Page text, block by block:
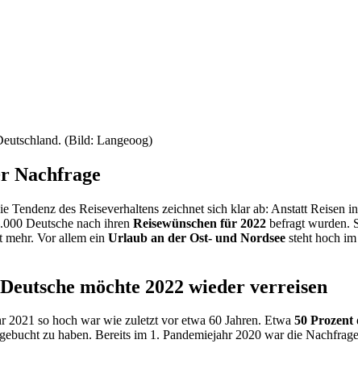
(Bild: Langeoog)
Nachfrage
des Reiseverhaltens zeichnet sich klar ab: Anstatt Reisen
Deutsche nach ihren Reisewünschen für 2022 befragt wurden.
mehr. Vor allem ein Urlaub an der Ost- und Nordsee steht hoch
möchte 2022 wieder verreisen
2021 so hoch war wie zuletzt vor etwa 60 Jahren. Etwa 50 Prozent
gebucht zu haben. Bereits im 1. Pandemiejahr 2020 war die